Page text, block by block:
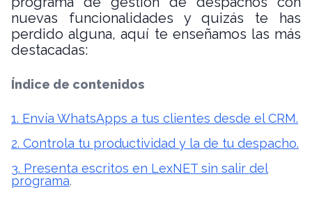
nuevas funcionalidades y quizás te has
perdido alguna, aquí te enseñamos las más
destacadas:
Índice de contenidos
1. Envía WhatsApps a tus clientes desde el CRM.
2. Controla tu productividad y la de tu despacho.
3. Presenta escritos en LexNET sin salir del
programa.